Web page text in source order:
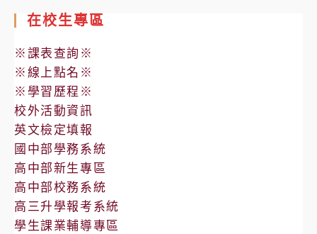
在校生專區
※課表查詢※
※線上點名※
※學習歷程※
校外活動資訊
英文檢定填報
國中部學務系統
高中部新生專區
高中部校務系統
高三升學報考系統
學生課業輔導專區